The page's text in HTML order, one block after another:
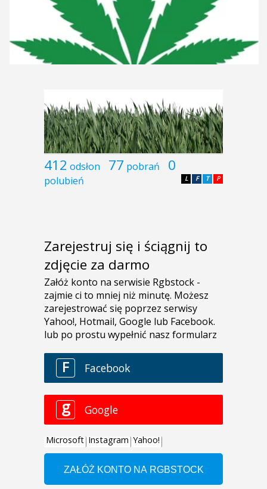
412 odsłon 77 pobrań 0
polubień P
T
F
L
Zarejestruj się i ściągnij to
zdjęcie za darmo